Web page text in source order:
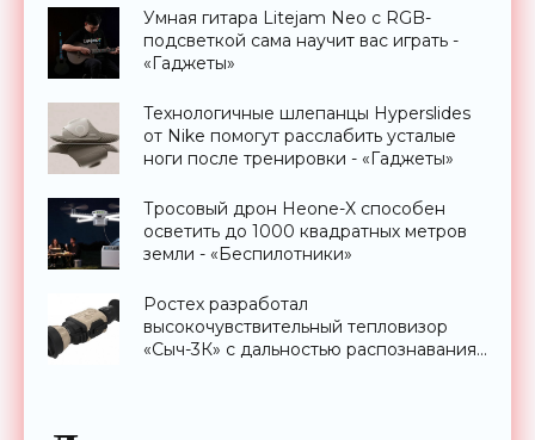
Умная гитара Litejam Neo с RGB-
подсветкой сама научит вас играть -
«Гаджеты»
Технологичные шлепанцы Hyperslides
от Nike помогут расслабить усталые
ноги после тренировки - «Гаджеты»
Тросовый дрон Heone-X способен
осветить до 1000 квадратных метров
земли - «Беспилотники»
Ростех разработал
высокочувствительный тепловизор
«Сыч-3К» с дальностью распознавания